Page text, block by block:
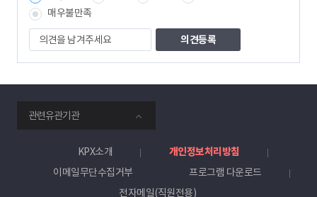
매우불만족
의
견
을
겨
주
세
요
관련유관기관
KPX소개
개인정보처리방침
이메일무단수집거부
프로그램 다운로드
전자메일(직원전용)